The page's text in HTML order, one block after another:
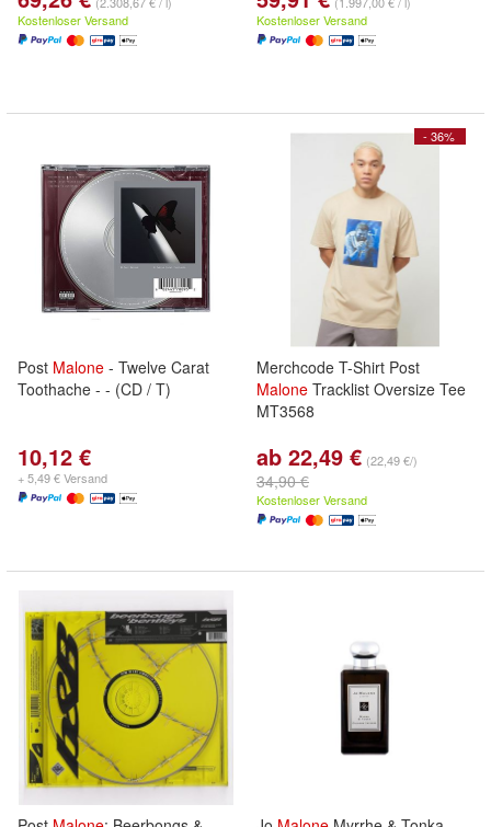
Kostenloser Versand
Kostenloser Versand
Post Malone - Twelve Carat
Toothache - - (CD / T)
10,12 €
+ 5,49 € Versand
- 36%
Merchcode T-Shirt Post
Malone Tracklist Oversize Tee
MT3568
ab 22,49 € (22,49 €/)
34,90 €
Kostenloser Versand